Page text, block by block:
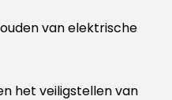
van elektrische
het veiligstellen van